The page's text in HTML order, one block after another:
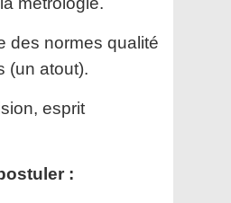
des normes qualité
(un atout).
esprit
: